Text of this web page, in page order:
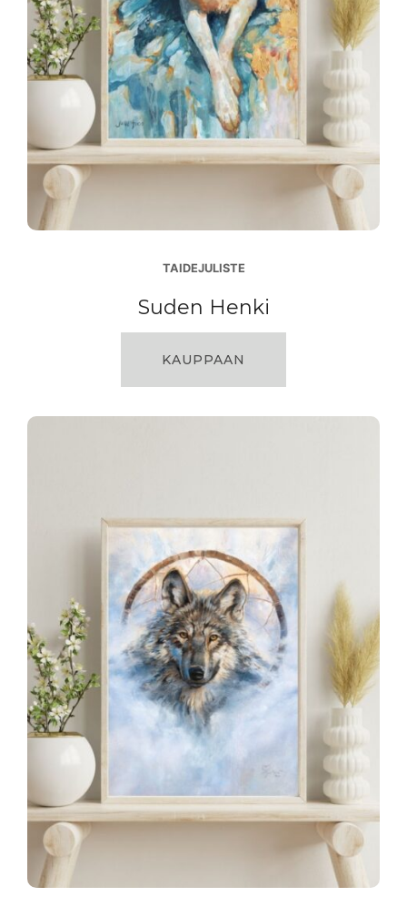
TAIDEJULISTE
Suden Henki
KAUPPAAN